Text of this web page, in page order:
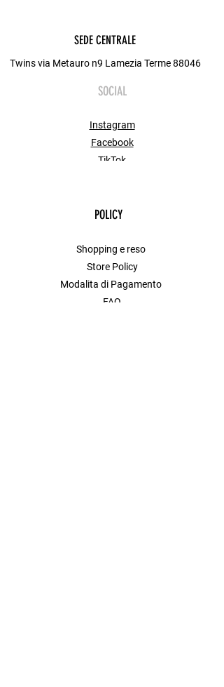
SEDE CENTRALE
Twins via Metauro n9 Lamezia Terme 88046
SOCIAL
Instagram
Facebook
TikTok
POLICY
Shopping e reso
Store Policy
Modalita di Pagamento
FAQ